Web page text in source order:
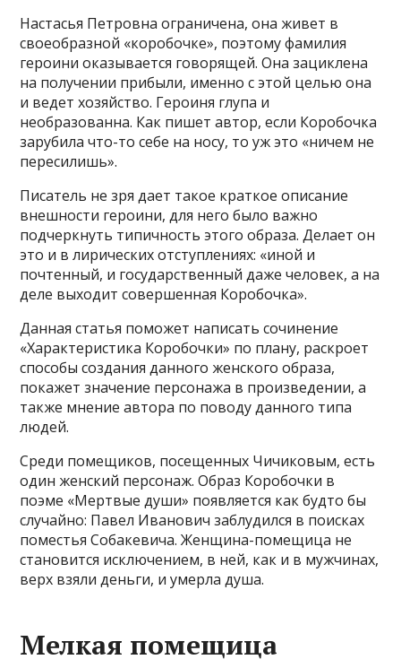
Настасья Петровна ограничена, она живет в
своеобразной «коробочке», поэтому фамилия
героини оказывается говорящей. Она зациклена
на получении прибыли, именно с этой целью она
и ведет хозяйство. Героиня глупа и
необразованна. Как пишет автор, если Коробочка
зарубила что-то себе на носу, то уж это «ничем не
пересилишь».
Писатель не зря дает такое краткое описание
внешности героини, для него было важно
подчеркнуть типичность этого образа. Делает он
это и в лирических отступлениях: «иной и
почтенный, и государственный даже человек, а на
деле выходит совершенная Коробочка».
Данная статья поможет написать сочинение
«Характеристика Коробочки» по плану, раскроет
способы создания данного женского образа,
покажет значение персонажа в произведении, а
также мнение автора по поводу данного типа
людей.
Среди помещиков, посещенных Чичиковым, есть
один женский персонаж. Образ Коробочки в
поэме «Мертвые души» появляется как будто бы
случайно: Павел Иванович заблудился в поисках
поместья Собакевича. Женщина-помещица не
становится исключением, в ней, как и в мужчинах,
верх взяли деньги, и умерла душа.
Мелкая помещица